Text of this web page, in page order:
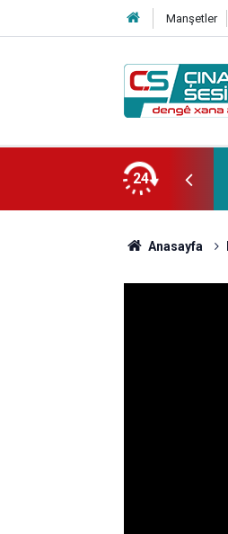
Manşetler
24
2027'nin ikinci yarısı
Anasayfa